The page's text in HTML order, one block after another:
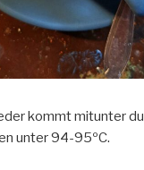
kommt mitunter
unter 94-95ºC.